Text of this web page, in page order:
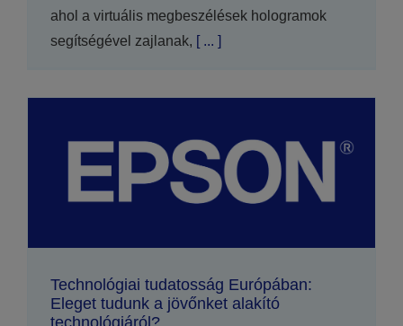
ahol a virtuális megbeszélések hologramok
segítségével zajlanak, [ ... ]
Technológiai tudatosság Európában:
Eleget tudunk a jövőnket alakító